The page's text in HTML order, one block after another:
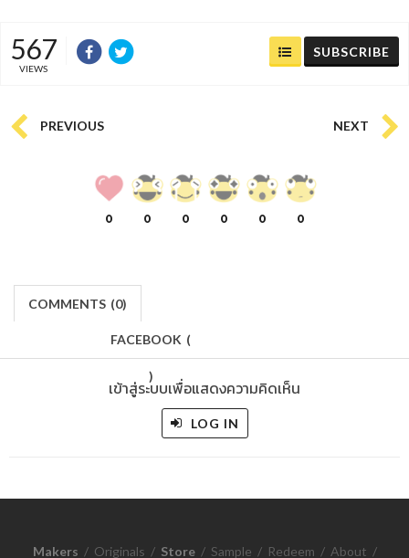
567
VIEWS
SUBSCRIBE
PREVIOUS NEXT
0 0 0 0 0 0
COMMENTS (0)
FACEBOOK (
)
เข้าสู่ระบบเพื่อแสดงความคิดเห็น
LOG IN
Makers / Originals / Store / Sample / Redeem / About /